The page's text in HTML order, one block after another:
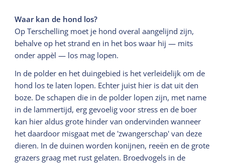
Waar kan de hond los?
Op Terschelling moet je hond overal aangelijnd zijn,
behalve op het strand en in het bos waar hij — mits
onder appèl — los mag lopen.
In de polder en het duingebied is het verleidelijk om de
hond los te laten lopen. Echter juist hier is dat uit den
boze. De schapen die in de polder lopen zijn, met name
in de lammertijd, erg gevoelig voor stress en de boer
kan hier aldus grote hinder van ondervinden wanneer
het daardoor misgaat met de 'zwangerschap' van deze
dieren. In de duinen worden konijnen, reeën en de grote
grazers graag met rust gelaten. Broedvogels in de